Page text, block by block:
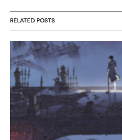
RELATED POSTS